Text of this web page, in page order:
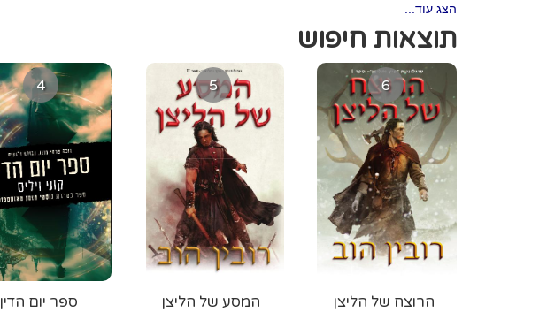
הצג עוד...
תוצאות חיפוש
4
ספר יום הדין
5
המסע של הליצן
6
הרוצח של הליצן